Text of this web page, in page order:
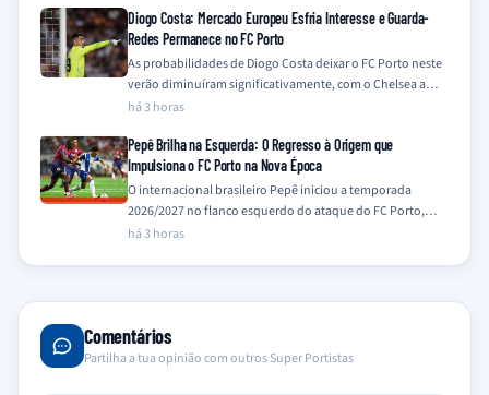
Diogo Costa: Mercado Europeu Esfria Interesse e Guarda-
Redes Permanece no FC Porto
As probabilidades de Diogo Costa deixar o FC Porto neste
verão diminuíram significativamente, com o Chelsea a
descartar o interesse e outros…
há 3 horas
Pepê Brilha na Esquerda: O Regresso à Origem que
Impulsiona o FC Porto na Nova Época
O internacional brasileiro Pepê iniciou a temporada
2026/2027 no flanco esquerdo do ataque do FC Porto,
uma posição onde demonstra particular à-vontade,…
há 3 horas
Comentários
Partilha a tua opinião com outros Super Portistas